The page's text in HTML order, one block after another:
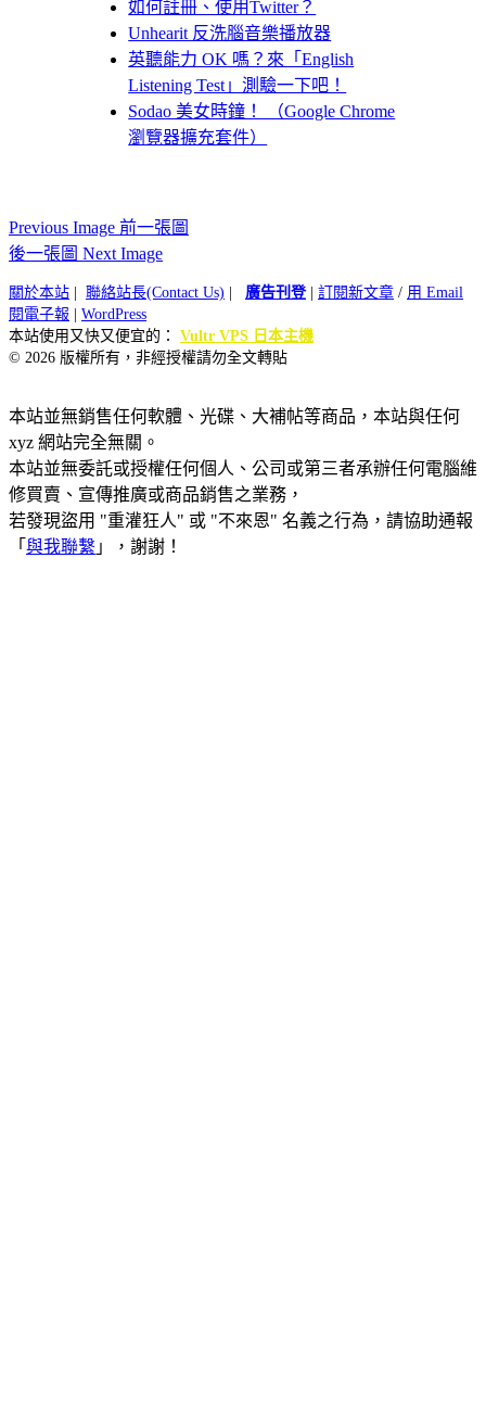
如何註冊、使用Twitter？
Unhearit 反洗腦音樂播放器
英聽能力 OK 嗎？來「English
Listening Test」測驗一下吧！
Sodao 美女時鐘！ （Google Chrome
瀏覽器擴充套件）
Previous Image 前一張圖
後一張圖 Next Image
關於本站 聯絡站長(Contact Us) 廣告刊登| 訂閱新文章 / 用 Email
閱電子報
WordPress
本站使用又快又便宜的： Vultr VPS 日本主機
© 2026 版權所有，非經授權請勿全文轉貼
本站並無銷售任何軟體、光碟、大補帖等商品，本站與任何
xyz 網站完全無關。
本站並無委託或授權任何個人、公司或第三者承辦任何電腦維
修買賣、宣傳推廣或商品銷售之業務，
若發現盜用 "重灌狂人" 或 "不來恩" 名義之行為，請協助通報
「 與我聯繫 」，謝謝！